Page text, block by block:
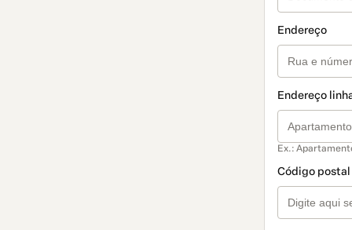
Endereço
Endereço
Ex.:
Código postal